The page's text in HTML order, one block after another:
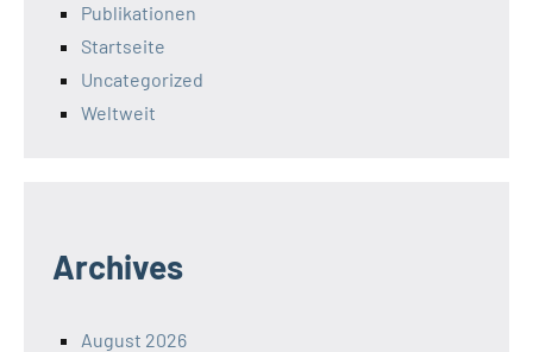
Publikationen
Startseite
Uncategorized
Weltweit
Archives
August 2026